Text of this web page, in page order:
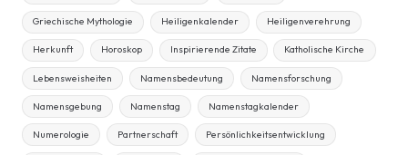
Griechische Mythologie Heiligenkalender Heiligenverehrung
Herkunft Horoskop Inspirierende Zitate Katholische Kirche
Lebensweisheiten Namensbedeutung Namensforschung
Namensgebung Namenstag Namenstagkalender
Numerologie Partnerschaft Persönlichkeitsentwicklung